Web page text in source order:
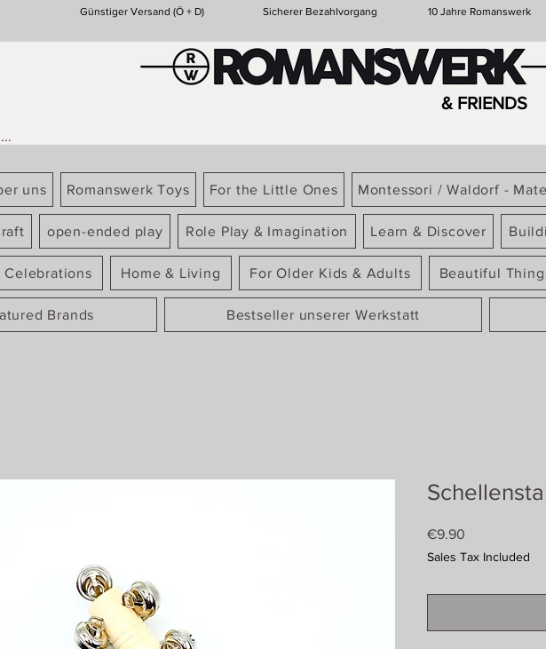
Günstiger Versand (Ö + D) Sicherer Bezahlvorgang 10 Jahre Romanswerk
& FRIENDS
uns Romanswerk Toys For the Little Ones Montessori / Waldorf -
open-ended play Role Play & Imagination Learn & Discover
Celebrations Home & Living For Older Kids & Adults Beautiful
Brands Bestseller unserer Werkstatt
€9.90
Sales Tax Included